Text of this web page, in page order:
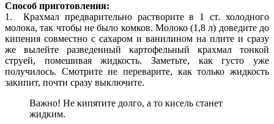
Способ приготовления:
1. Крахмал предварительно растворите в 1 ст. холодного
молока, так чтобы не было комков. Молоко (1,8 л) доведите до
кипения совместно с сахаром и ванилином на плите и сразу
же вылейте разведенный картофельный крахмал тонкой
струей, помешивая жидкость. Заметьте, как густо уже
получилось. Смотрите не переварите, как только жидкость
закипит, почти сразу выключите.
Важно! Не кипятите долго, а то кисель станет
жидким.